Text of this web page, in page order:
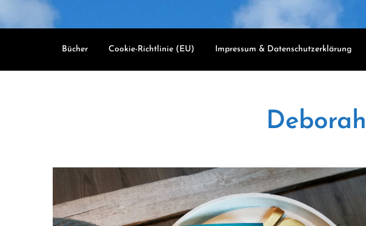
Bücher Cookie-Richtlinie (EU) Impressum & Datenschutzerklärung